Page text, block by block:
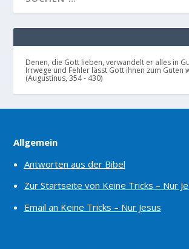
Denen, die Gott lieben, verwandelt er alles in
Irrwege und Fehler lässt Gott ihnen zum Guten
(Augustinus, 354 - 430)
Allgemein
Antworten aus der Bibel
Zur Startseite von Keine Tricks – Nur
Email an Keine Tricks – Nur Jesus